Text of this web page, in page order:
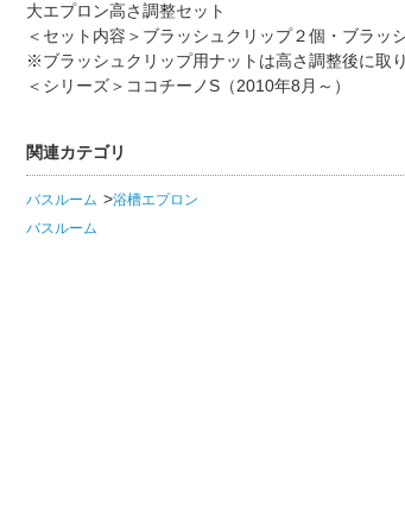
大エプロン高さ調整セット
＜セット内容＞ブラッシュクリップ２個・ブラッ
※ブラッシュクリップ用ナットは高さ調整後に取
＜シリーズ＞ココチーノS（2010年8月～）
関連カテゴリ
バスルーム
浴槽エプロン
バスルーム